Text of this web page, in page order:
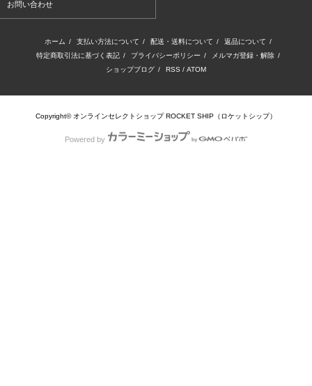
お問い合わせ
ホーム / 支払い方法について / 配送・送料について / 返品について /
特定商取引法に基づく表記 / プライバシーポリシー / メルマガ登録・解除 /
ショップブログ / RSS / ATOM
Copyright© オンラインセレクトショップ ROCKET SHIP（ロケットシップ）
Powered by